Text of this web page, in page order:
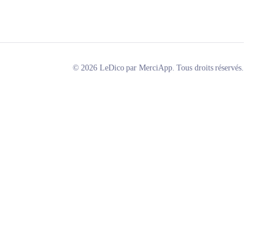
© 2026 LeDico par MerciApp. Tous droits réservés.